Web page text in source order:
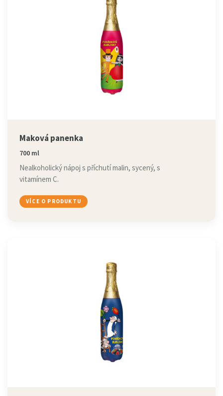
Maková panenka
700 ml
Nealkoholický nápoj s příchutí malin, sycený, s
vitamínem C.
VÍCE O PRODUKTU